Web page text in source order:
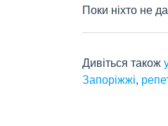
Поки ніхто не
Дивіться також
Запоріжжі,